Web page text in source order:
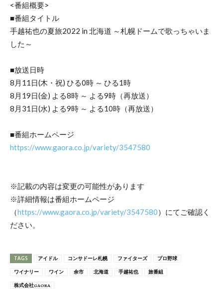
<番組概要>
■番組タイトル
手越祐也の夏旅2022 in 北海道 ～札幌ドームで歌っちゃいま
した～
■放送日時
8月11日(木・祝) ひる0時 ～ ひる1時
8月19日(金) よる8時 ～ よる9時（再放送）
8月31日(水) よる9時 ～ よる10時（再放送）
■番組ホームページ
https://www.gaora.co.jp/variety/3547580
※記載の内容は変更の可能性があります
※詳細情報は番組ホームページ
（https://www.gaora.co.jp/variety/3547580）にてご確認く
ださい。
TAGS アイドル コンサドーレ札幌 ファイターズ プロ野球
ワイナリー ワイン 余市 北海道 手越祐也 旅番組
株式会社GAORA